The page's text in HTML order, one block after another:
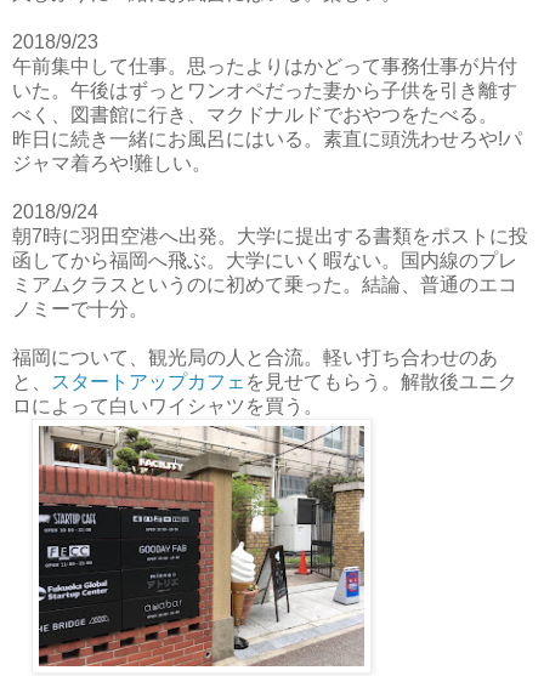
2018/9/23
午前集中して仕事。思ったよりはかどって事務仕事が片付
いた。午後はずっとワンオペだった妻から子供を引き離す
べく、図書館に行き、マクドナルドでおやつをたべる。
昨日に続き一緒にお風呂にはいる。素直に頭洗わせろや!パ
ジャマ着ろや!難しい。
2018/9/24
朝7時に羽田空港へ出発。大学に提出する書類をポストに投
函してから福岡へ飛ぶ。大学にいく暇ない。国内線のプレ
ミアムクラスというのに初めて乗った。結論、普通のエコ
ノミーで十分。
福岡について、観光局の人と合流。軽い打ち合わせのあ
と、
スタートアップカフェ を見せてもらう。解散後ユニク
ロによって白いワイシャツを買う。